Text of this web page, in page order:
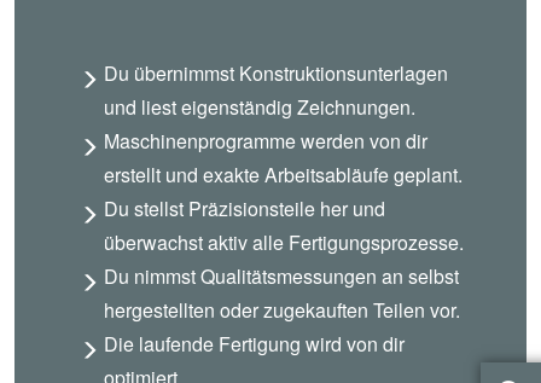
Du übernimmst Konstruktionsunterlagen
und liest eigenständig Zeichnungen.
Maschinenprogramme werden von dir
erstellt und exakte Arbeitsabläufe geplant.
Du stellst Präzisionsteile her und
überwachst aktiv alle Fertigungsprozesse.
Du nimmst Qualitätsmessungen an selbst
hergestellten oder zugekauften Teilen vor.
Die laufende Fertigung wird von dir